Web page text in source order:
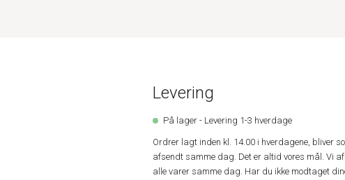
Levering
På lager - Levering 1-3 hverdage
Ordrer lagt inden kl. 14.00 i hverdagene, bliver
afsendt samme dag. Det er altid vores mål. Vi
alle varer samme dag. Har du ikke modtaget